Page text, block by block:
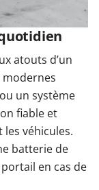
atouts d’un
un système
fiable et
véhicules.
batterie de
en cas de